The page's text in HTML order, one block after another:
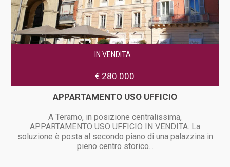
IN VENDITA
€ 280.000
APPARTAMENTO USO UFFICIO
A Teramo, in posizione centralissima,
APPARTAMENTO USO UFFICIO IN VENDITA. La
soluzione è posta al secondo piano di una palazzina in
pieno centro storico...